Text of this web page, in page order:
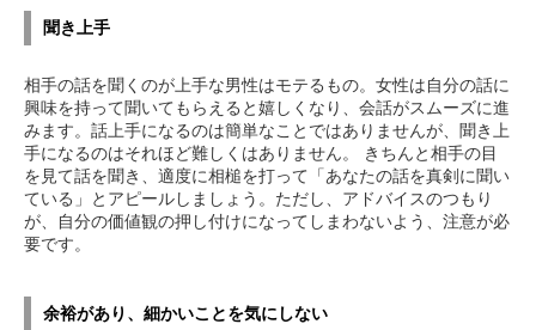
聞き上手
相手の話を聞くのが上手な男性はモテるもの。女性は自分の話に
興味を持って聞いてもらえると嬉しくなり、会話がスムーズに進
みます。話上手になるのは簡単なことではありませんが、聞き上
手になるのはそれほど難しくはありません。 きちんと相手の目
を見て話を聞き、適度に相槌を打って「あなたの話を真剣に聞い
ている」とアピールしましょう。ただし、アドバイスのつもり
が、自分の価値観の押し付けになってしまわないよう、注意が必
要です。
余裕があり、細かいことを気にしない